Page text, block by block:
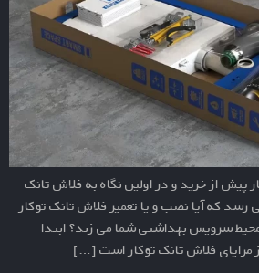
از خرید و در اولین نگاه به فلاش تانک
رسد که آیا نصب و یا تعمیر فلاش تانک توکار
سرویس بهداشتی شما می زند؟ ابتدا
مزایای فلاش تانک توکار است […]